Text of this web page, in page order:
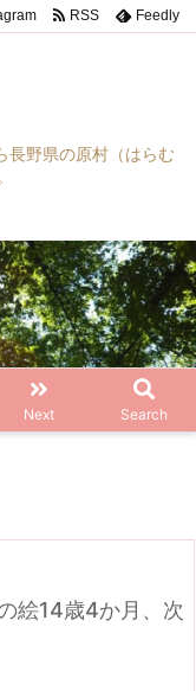
野県の原村（はらむ
Next Search
RSS Feedly
絵14歳4か月、次